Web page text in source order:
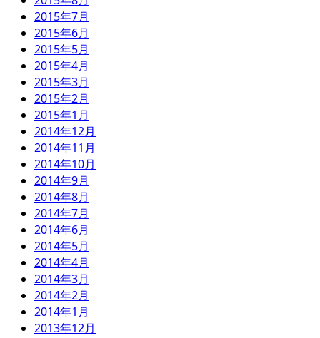
2015年7月
2015年6月
2015年5月
2015年4月
2015年3月
2015年2月
2015年1月
2014年12月
2014年11月
2014年10月
2014年9月
2014年8月
2014年7月
2014年6月
2014年5月
2014年4月
2014年3月
2014年2月
2014年1月
2013年12月